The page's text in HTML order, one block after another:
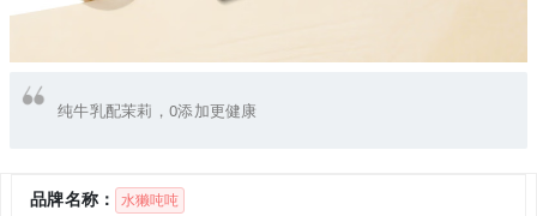
纯牛乳配茉莉，0添加更健康
品牌名称： 水獭吨吨